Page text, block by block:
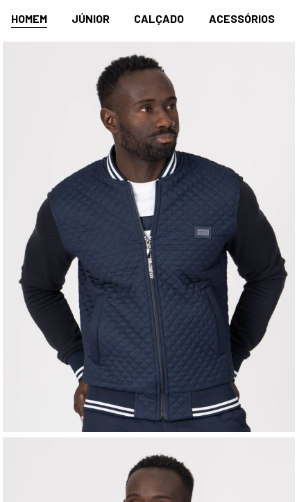
HOMEM JÚNIOR CALÇADO ACESSÓRIOS